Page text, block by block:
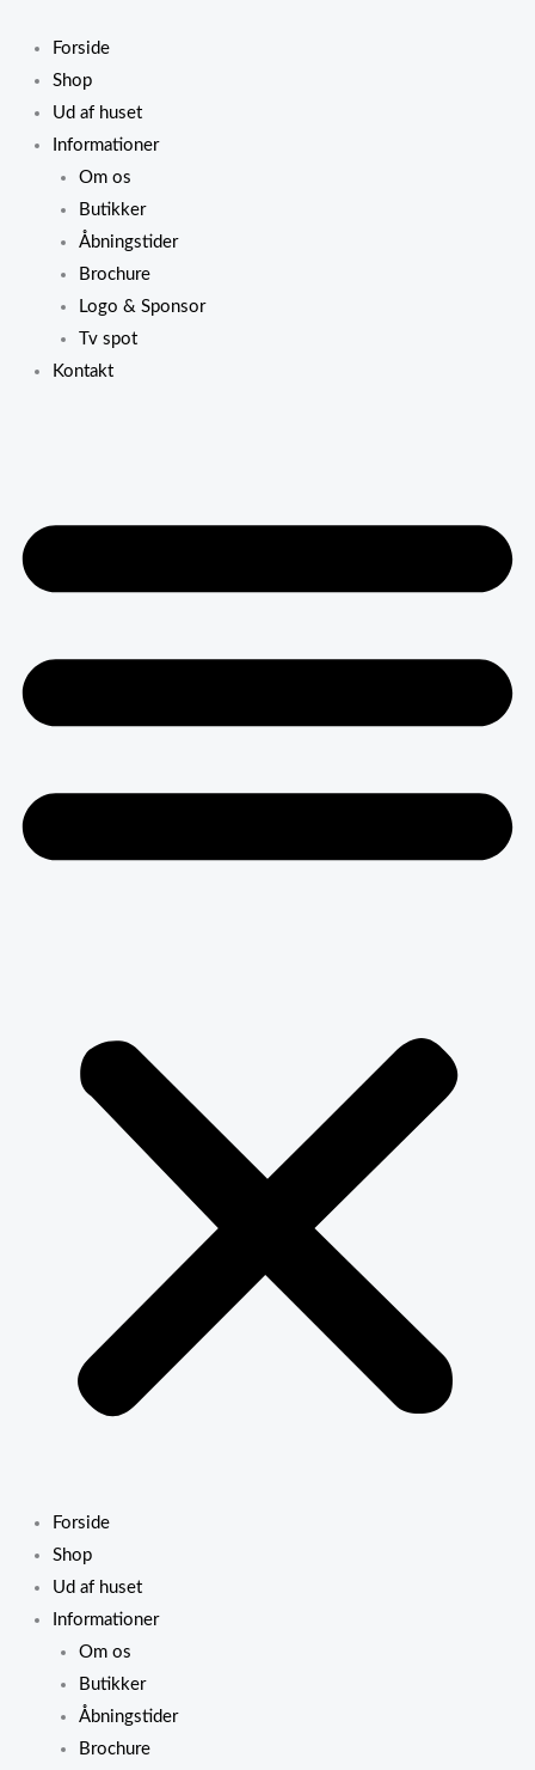
indholdet
Forside
Shop
Ud af huset
Informationer
Om os
Butikker
Åbningstider
Brochure
Logo & Sponsor
Tv spot
Kontakt
Forside
Shop
Ud af huset
Informationer
Om os
Butikker
Åbningstider
Brochure